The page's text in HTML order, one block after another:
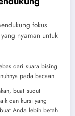
fokus
nyaman untuk
dari suara bising
pada bacaan.
buat sudut
dan kursi yang
Anda lebih betah